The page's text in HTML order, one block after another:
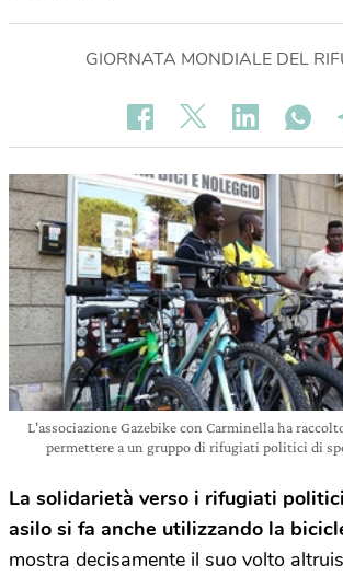
GIORNATA MONDIALE DEL
L'associazione Gazebike con Carminella ha
permettere a un gruppo di rifugiati politici di
La solidarietà verso i rifugiati
asilo si fa anche utilizzando la
mostra decisamente il suo volto